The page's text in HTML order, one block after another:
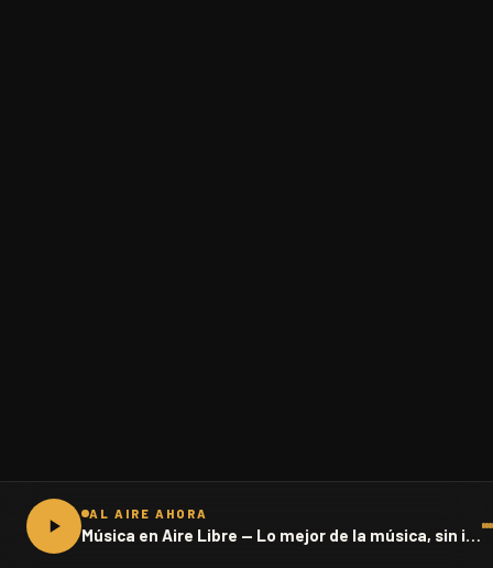
AL AIRE AHORA